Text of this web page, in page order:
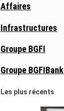
Affaires
Infrastructures
Groupe BGFI
Groupe BGFIBank
Les plus récents